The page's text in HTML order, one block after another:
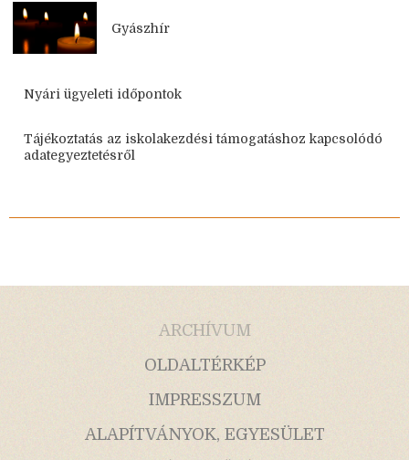
Gyászhír
Nyári ügyeleti időpontok
Tájékoztatás az iskolakezdési támogatáshoz kapcsolódó
adategyeztetésről
ARCHÍVUM
OLDALTÉRKÉP
IMPRESSZUM
ALAPÍTVÁNYOK, EGYESÜLET